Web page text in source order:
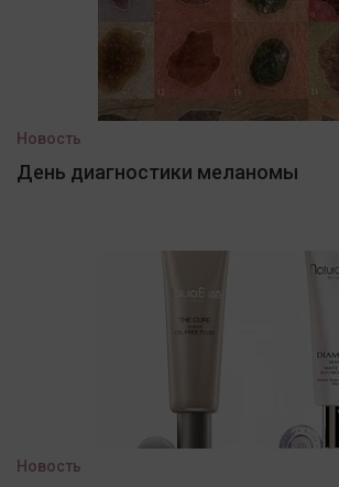
Новость
День диагностики меланомы
Новость